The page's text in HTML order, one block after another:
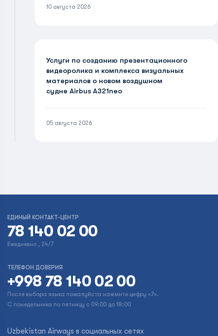
10 августа 2026
Услуги по созданию презентационного
видеоролика и комплекса визуальных
материалов о новом воздушном
судне Airbus A321neo
05 августа 2026
ЕДИНЫЙ КОНТАКТ-ЦЕНТР
78 140 02 00
Ежедневно , 24/7
ТЕЛЕФОН ДОВЕРИЯ
+998 78 140 02 00
После выбора языка пожалуйста нажмите цифру «7».
С понедельника по пятницу с 09:00 до 18:00
Uzbekistan Airways в социальных сетях